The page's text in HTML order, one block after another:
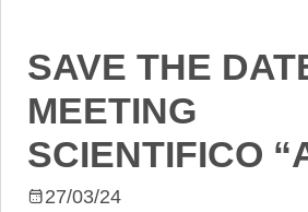
SAVE THE
MEETING
SCIENTIFICO
CUORE DELLA
27/03/24